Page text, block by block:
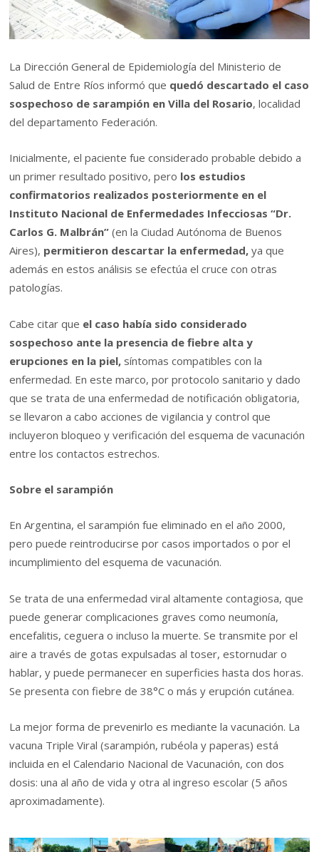
La Dirección General de Epidemiología del Ministerio de
Salud de Entre Ríos informó que quedó descartado el caso
sospechoso de sarampión en Villa del Rosario, localidad
del departamento Federación.
Inicialmente, el paciente fue considerado probable debido a
un primer resultado positivo, pero los estudios
confirmatorios realizados posteriormente en el
Instituto Nacional de Enfermedades Infecciosas “Dr.
Carlos G. Malbrán” (en la Ciudad Autónoma de Buenos
Aires), permitieron descartar la enfermedad, ya que
además en estos análisis se efectúa el cruce con otras
patologías.
Cabe citar que el caso había sido considerado
sospechoso ante la presencia de fiebre alta y
erupciones en la piel, síntomas compatibles con la
enfermedad. En este marco, por protocolo sanitario y dado
que se trata de una enfermedad de notificación obligatoria,
se llevaron a cabo acciones de vigilancia y control que
incluyeron bloqueo y verificación del esquema de vacunación
entre los contactos estrechos.
Sobre el sarampión
En Argentina, el sarampión fue eliminado en el año 2000,
pero puede reintroducirse por casos importados o por el
incumplimiento del esquema de vacunación.
Se trata de una enfermedad viral altamente contagiosa, que
puede generar complicaciones graves como neumonía,
encefalitis, ceguera o incluso la muerte. Se transmite por el
aire a través de gotas expulsadas al toser, estornudar o
hablar, y puede permanecer en superficies hasta dos horas.
Se presenta con fiebre de 38°C o más y erupción cutánea.
La mejor forma de prevenirlo es mediante la vacunación. La
vacuna Triple Viral (sarampión, rubéola y paperas) está
incluida en el Calendario Nacional de Vacunación, con dos
dosis: una al año de vida y otra al ingreso escolar (5 años
aproximadamente).